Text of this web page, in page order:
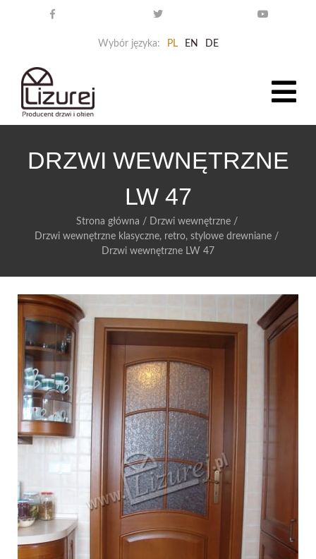
Wybór języka: PL EN DE
DRZWI WEWNĘTRZNE
LW 47
Strona główna / Drzwi wewnętrzne/
Drzwi wewnętrzne klasyczne, retro, stylowe drewniane /
Drzwi wewnętrzne LW 47